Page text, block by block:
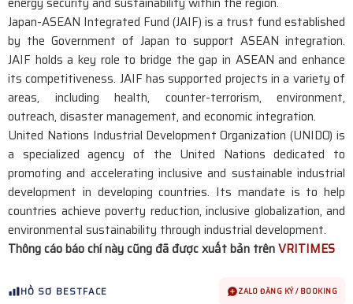
Japan-ASEAN Integrated Fund (JAIF) is a trust fund established
by the Government of Japan to support ASEAN integration.
JAIF holds a key role to bridge the gap in ASEAN and enhance
its competitiveness. JAIF has supported projects in a variety of
areas, including health, counter-terrorism, environment,
outreach, disaster management, and economic integration.
United Nations Industrial Development Organization (UNIDO) is
a specialized agency of the United Nations dedicated to
promoting and accelerating inclusive and sustainable industrial
development in developing countries. Its mandate is to help
countries achieve poverty reduction, inclusive globalization, and
environmental sustainability through industrial development.
Thông cáo báo chí này cũng đã được xuất bản trênVRITIMES
HỒ SƠ BESTFACE ZALO ĐĂNG KÝ / BOOKING